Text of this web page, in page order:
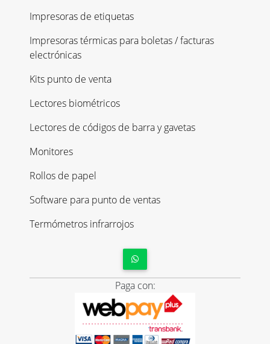
Impresoras de etiquetas
Impresoras térmicas para boletas / facturas
electrónicas
Kits punto de venta
Lectores biométricos
Lectores de códigos de barra y gavetas
Monitores
Rollos de papel
Software para punto de ventas
Termómetros infrarrojos
Paga con: